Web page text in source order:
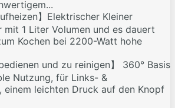
】Elektrischer Kleiner
mit 1 Liter Volumen und es dauert
Kochen bei 2200-Watt hohe
und zu reinigen】 360° Basis
Nutzung, für Links- &
einem leichten Druck auf den Knopf